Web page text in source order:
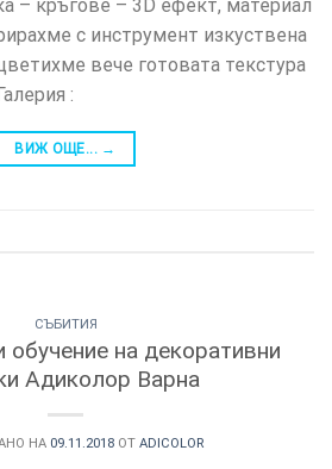
– кръгове – 3D ефект, материал
с инструмент изкуствена
вече готовата текстура
:
ВИЖ ОЩЕ... →
СЪБИТИЯ
обучение на декоративни
Адиколор Варна
НА 09.11.2018 ОТ ADICOLOR